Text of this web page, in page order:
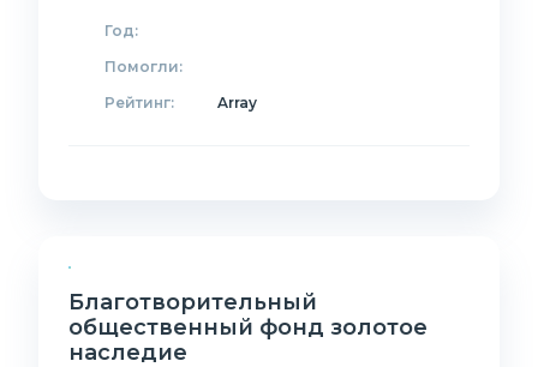
Год:
Помогли:
Рейтинг:
Array
Благотворительный
общественный фонд золотое
наследие